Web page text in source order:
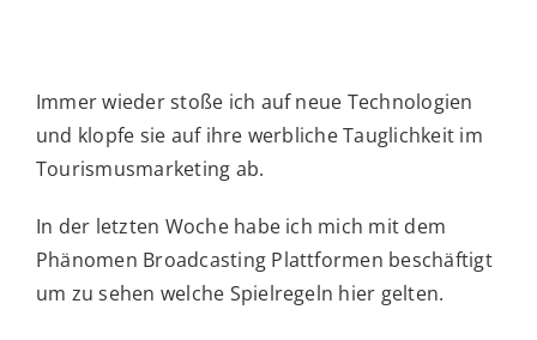
Immer wieder stoße ich auf neue Technologien
und klopfe sie auf ihre werbliche Tauglichkeit im
Tourismusmarketing ab.
In der letzten Woche habe ich mich mit dem
Phänomen Broadcasting Plattformen beschäftigt
um zu sehen welche Spielregeln hier gelten.